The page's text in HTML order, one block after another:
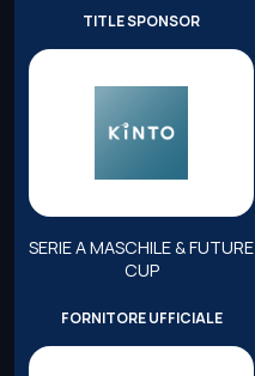
TITLE SPONSOR
SERIE A MASCHILE & FUTURE
CUP
FORNITORE UFFICIALE